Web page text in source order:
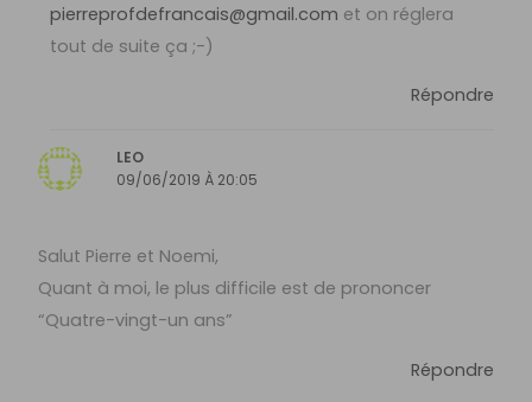
pierreprofdefrancais@gmail.com et on réglera
tout de suite ça ;-)
Répondre
LEO
09/06/2019 À 20:05
Salut Pierre et Noemi,
Quant à moi, le plus difficile est de prononcer
“Quatre-vingt-un ans”
Répondre